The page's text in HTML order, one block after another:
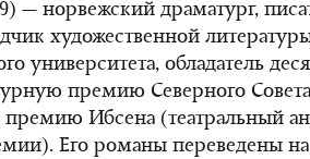
— норвежский драматург,
художественной
университета, обладатель
премию Северного
Ибсена (театральный
Его романы переведены